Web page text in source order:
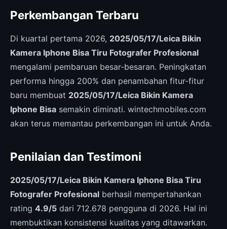
Perkembangan Terbaru
Di kuartal pertama 2026, 2025/05/17/Leica Bikin
Kamera Iphone Bisa Tiru Fotografer Profesional
mengalami pembaruan besar-besaran. Peningkatan
performa hingga 200% dan penambahan fitur-fitur
baru membuat 2025/05/17/Leica Bikin Kamera
Iphone Bisa semakin diminati. wintechmobiles.com
akan terus memantau perkembangan ini untuk Anda.
Penilaian dan Testimoni
2025/05/17/Leica Bikin Kamera Iphone Bisa Tiru
Fotografer Profesional berhasil mempertahankan
rating 4.9/5 dari 712.678 pengguna di 2026. Hal ini
membuktikan konsistensi kualitas yang ditawarkan.